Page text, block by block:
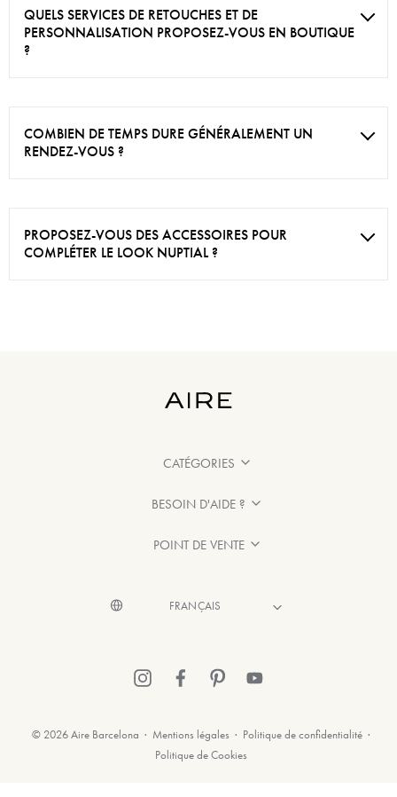
QUELS SERVICES DE RETOUCHES ET DE
PERSONNALISATION PROPOSEZ-VOUS EN BOUTIQUE
?
COMBIEN DE TEMPS DURE GÉNÉRALEMENT UN
RENDEZ-VOUS ?
PROPOSEZ-VOUS DES ACCESSOIRES POUR
COMPLÉTER LE LOOK NUPTIAL ?
CATÉGORIES
BESOIN D'AIDE ?
POINT DE VENTE
© 2026 Aire Barcelona · Mentions légales · Politique de confidentialité ·
Politique de Cookies